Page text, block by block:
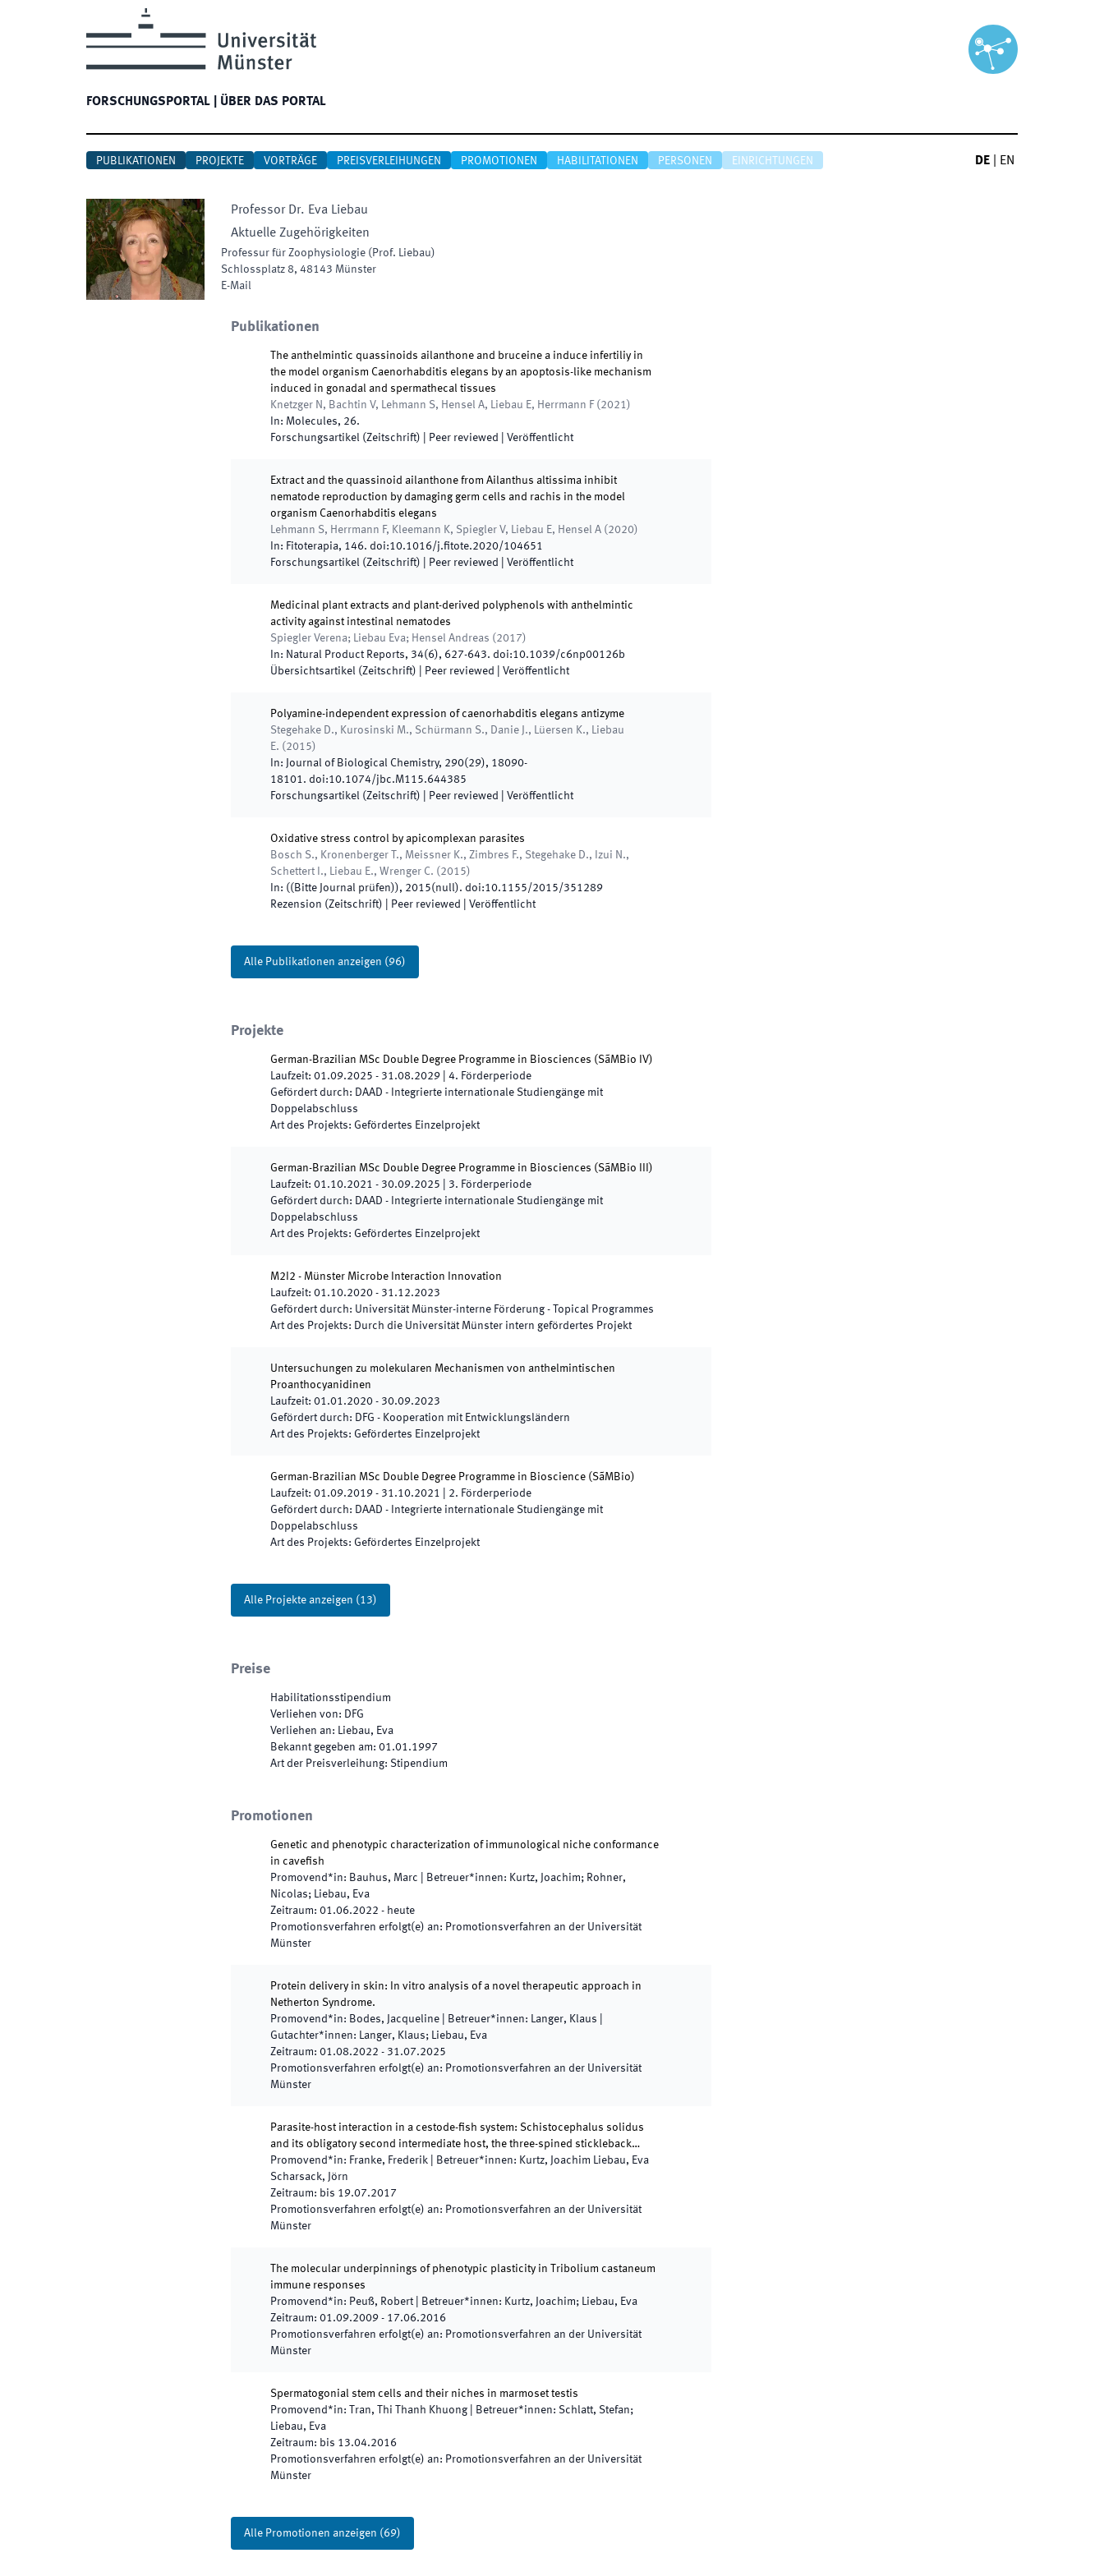
FORSCHUNGSPORTAL ÜBER DAS PORTAL
PUBLIKATIONEN PROJEKTE VORTRÄGE PREISVERLEIHUNGEN PROMOTIONEN HABILITATIONEN PERSONEN EINRICHTUNGEN DE EN
Professor Dr. Eva Liebau
Aktuelle Zugehörigkeiten
Professur für Zoophysiologie (Prof. Liebau)
Schlossplatz 8, 48143 Münster
E-Mail
Publikationen
The anthelmintic quassinoids ailanthone and bruceine a induce infertiliy in
the model organism Caenorhabditis elegans by an apoptosis-like mechanism
induced in gonadal and spermathecal tissues
Knetzger N, Bachtin V, Lehmann S, Hensel A, Liebau E, Herrmann F ( 2021)
In: Molecules, 26.
Forschungsartikel (Zeitschrift) | Peer reviewed Veröffentlicht
Extract and the quassinoid ailanthone from Ailanthus altissima inhibit
nematode reproduction by damaging germ cells and rachis in the model
organism Caenorhabditis elegans
Lehmann S, Herrmann F, Kleemann K, Spiegler V, Liebau E, Hensel A ( 2020)
In: Fitoterapia, 146. doi:10.1016/j.fitote.2020/104651
Forschungsartikel (Zeitschrift) | Peer reviewed Veröffentlicht
Medicinal plant extracts and plant-derived polyphenols with anthelmintic
activity against intestinal nematodes
Spiegler Verena; Liebau Eva; Hensel Andreas ( 2017)
In: Natural Product Reports, 34(6), 627-643. doi:10.1039/c6np00126b
Übersichtsartikel (Zeitschrift) | Peer reviewed Veröffentlicht
Polyamine-independent expression of caenorhabditis elegans antizyme
Stegehake D., Kurosinski M., Schürmann S., Danie J., Lüersen K., Liebau
E. ( 2015)
In: Journal of Biological Chemistry, 290(29), 18090-
18101. doi:10.1074/jbc.M115.644385
Forschungsartikel (Zeitschrift) | Peer reviewed Veröffentlicht
Oxidative stress control by apicomplexan parasites
Bosch S., Kronenberger T., Meissner K., Zimbres F., Stegehake D., Izui N.,
Schettert I., Liebau E., Wrenger C. ( 2015)
In: ((Bitte Journal prüfen)), 2015(null). doi:10.1155/2015/351289
Rezension (Zeitschrift) | Peer reviewed Veröffentlicht
Alle Publikationen anzeigen (96)
Projekte
German-Brazilian MSc Double Degree Programme in Biosciences (SãMBio IV)
Laufzeit: 01.09.2025 - 31.08.2029 4. Förderperiode
Gefördert durch: DAAD - Integrierte internationale Studiengänge mit
Doppelabschluss
Art des Projekts: Gefördertes Einzelprojekt
German-Brazilian MSc Double Degree Programme in Biosciences (SãMBio III )
Laufzeit: 01.10.2021 - 30.09.2025 3. Förderperiode
Gefördert durch: DAAD - Integrierte internationale Studiengänge mit
Doppelabschluss
Art des Projekts: Gefördertes Einzelprojekt
M2I2 - Münster Microbe Interaction Innovation
Laufzeit: 01.10.2020 - 31.12.2023
Gefördert durch: Universität Münster-interne Förderung - Topical Programmes
Art des Projekts: Durch die Universität Münster intern gefördertes Projekt
Untersuchungen zu molekularen Mechanismen von anthelmintischen
Proanthocyanidinen
Laufzeit: 01.01.2020 - 30.09.2023
Gefördert durch: DFG - Kooperation mit Entwicklungsländern
Art des Projekts: Gefördertes Einzelprojekt
German-Brazilian MSc Double Degree Programme in Bioscience (SãMBio)
Laufzeit: 01.09.2019 - 31.10.2021 2. Förderperiode
Gefördert durch: DAAD - Integrierte internationale Studiengänge mit
Doppelabschluss
Art des Projekts: Gefördertes Einzelprojekt
Alle Projekte anzeigen (13)
Preise
Habilitationsstipendium
Verliehen von: DFG
Verliehen an: Liebau, Eva
Bekannt gegeben am: 01.01.1997
Art der Preisverleihung: Stipendium
Promotionen
Genetic and phenotypic characterization of immunological niche conformance
in cavefish
Promovend*in: Bauhus, Marc Betreuer*innen: Kurtz, Joachim; Rohner,
Nicolas; Liebau, Eva
Zeitraum: 01.06.2022 - heute
Promotionsverfahren erfolgt(e) an: Promotionsverfahren an der Universität
Münster
Protein delivery in skin: In vitro analysis of a novel therapeutic approach in
Netherton Syndrome.
Promovend*in: Bodes, Jacqueline Betreuer*innen: Langer, Klaus
Gutachter*innen: Langer, Klaus; Liebau, Eva
Zeitraum: 01.08.2022 - 31.07.2025
Promotionsverfahren erfolgt(e) an: Promotionsverfahren an der Universität
Münster
Parasite-host interaction in a cestode-fish system: Schistocephalus solidus
and its obligatory second intermediate host, the three-spined stickleback…
Promovend*in: Franke, Frederik Betreuer*innen: Kurtz, Joachim Liebau, Eva
Scharsack, Jörn
Zeitraum: bis 19.07.2017
Promotionsverfahren erfolgt(e) an: Promotionsverfahren an der Universität
Münster
The molecular underpinnings of phenotypic plasticity in Tribolium castaneum
immune responses
Promovend*in: Peuß, Robert Betreuer*innen: Kurtz, Joachim; Liebau, Eva
Zeitraum: 01.09.2009 - 17.06.2016
Promotionsverfahren erfolgt(e) an: Promotionsverfahren an der Universität
Münster
Spermatogonial stem cells and their niches in marmoset testis
Promovend*in: Tran, Thi Thanh Khuong Betreuer*innen: Schlatt, Stefan;
Liebau, Eva
Zeitraum: bis 13.04.2016
Promotionsverfahren erfolgt(e) an: Promotionsverfahren an der Universität
Münster
Alle Promotionen anzeigen (69)